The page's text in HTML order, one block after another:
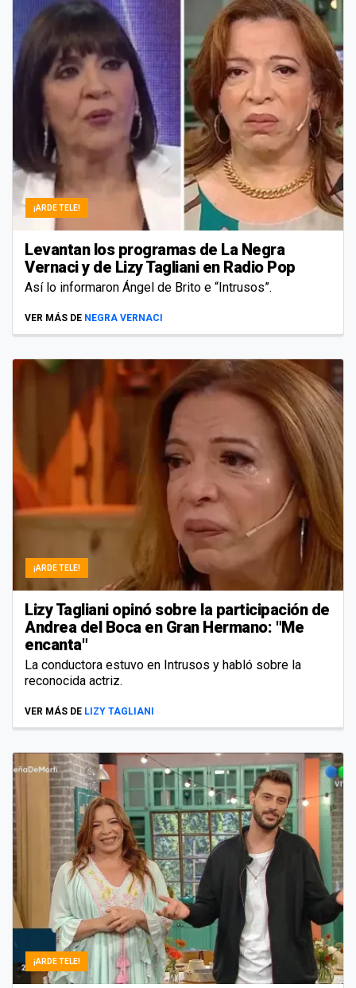
¡ARDE TELE!
Levantan los programas de La Negra
Vernaci y de Lizy Tagliani en Radio Pop
Así lo informaron Ángel de Brito e “Intrusos”.
VER MÁS DE NEGRA VERNACI
¡ARDE TELE!
Lizy Tagliani opinó sobre la participación de
Andrea del Boca en Gran Hermano: "Me
encanta"
La conductora estuvo en Intrusos y habló sobre la
reconocida actriz.
VER MÁS DE LIZY TAGLIANI
¡ARDE TELE!